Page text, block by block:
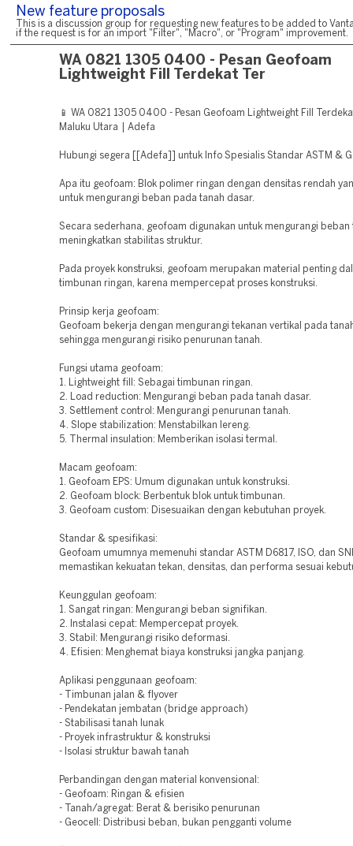
New feature proposals
This is a discussion group for requesting new features to be added to
if the request is for an import "Filter", "Macro", or "Program" improvement.
WA 0821 1305 0400 - Pesan Geofoam
Lightweight Fill Terdekat Ter
📱 WA 0821 1305 0400 - Pesan Geofoam Lightweight Fill
Maluku Utara | Adefa
Hubungi segera [[Adefa]] untuk Info Spesialis Standar ASTM &
Apa itu geofoam: Blok polimer ringan dengan densitas rendah
untuk mengurangi beban pada tanah dasar.
Secara sederhana, geofoam digunakan untuk mengurangi beban
meningkatkan stabilitas struktur.
Pada proyek konstruksi, geofoam merupakan material penting
timbunan ringan, karena mempercepat proses konstruksi.
Prinsip kerja geofoam:
Geofoam bekerja dengan mengurangi tekanan vertikal pada
sehingga mengurangi risiko penurunan tanah.
Fungsi utama geofoam:
1. Lightweight fill: Sebagai timbunan ringan.
2. Load reduction: Mengurangi beban pada tanah dasar.
3. Settlement control: Mengurangi penurunan tanah.
4. Slope stabilization: Menstabilkan lereng.
5. Thermal insulation: Memberikan isolasi termal.
Macam geofoam:
1. Geofoam EPS: Umum digunakan untuk konstruksi.
2. Geofoam block: Berbentuk blok untuk timbunan.
3. Geofoam custom: Disesuaikan dengan kebutuhan proyek.
Standar & spesifikasi:
Geofoam umumnya memenuhi standar ASTM D6817, ISO, dan
memastikan kekuatan tekan, densitas, dan performa sesuai
Keunggulan geofoam:
1. Sangat ringan: Mengurangi beban signifikan.
2. Instalasi cepat: Mempercepat proyek.
3. Stabil: Mengurangi risiko deformasi.
4. Efisien: Menghemat biaya konstruksi jangka panjang.
Aplikasi penggunaan geofoam:
- Timbunan jalan & flyover
- Pendekatan jembatan (bridge approach)
- Stabilisasi tanah lunak
- Proyek infrastruktur & konstruksi
- Isolasi struktur bawah tanah
Perbandingan dengan material konvensional:
- Geofoam: Ringan & efisien
- Tanah/agregat: Berat & berisiko penurunan
- Geocell: Distribusi beban, bukan pengganti volume